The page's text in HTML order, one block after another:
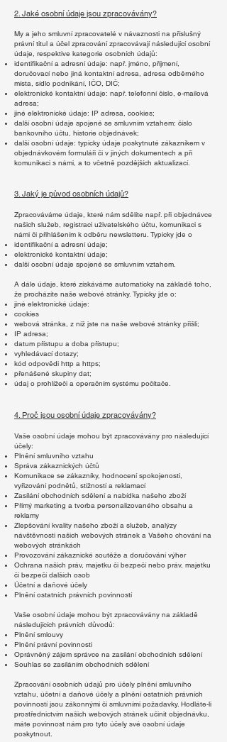
2. Jaké osobní údaje jsou zpracovávány?
My a jeho smluvní zpracovatelé v návaznosti na příslušný
právní titul a účel zpracování zpracovávají následující osobní
údaje, respektive kategorie osobních údajů:
identifikační a adresní údaje: např. jméno, příjmení,
doručovací nebo jiná kontaktní adresa, adresa odběrného
místa, sídlo podnikání, IČO, DIČ;
elektronické kontaktní údaje: např. telefonní číslo, e-mailová
adresa;
jiné elektronické údaje: IP adresa, cookies;
další osobní údaje spojené se smluvním vztahem: číslo
bankovního účtu, historie objednávek;
další osobní údaje: typicky údaje poskytnuté zákazníkem v
objednávkovém formuláři či v jiných dokumentech a při
komunikaci s námi, a to včetně pozdějších aktualizací.
3. Jaký je původ osobních údajů?
Zpracováváme údaje, které nám sdělíte např. při objednávce
našich služeb, registraci uživatelského účtu, komunikaci s
námi či přihlášením k odběru newsletteru. Typicky jde o
identifikační a adresní údaje;
elektronické kontaktní údaje;
další osobní údaje spojené se smluvním vztahem.
A dále údaje, které získáváme automaticky na základě toho,
že procházíte naše webové stránky. Typicky jde o:
jiné elektronické údaje:
cookies
webová stránka, z níž jste na naše webové stránky přišli;
IP adresa;
datum přístupu a doba přístupu;
vyhledávací dotazy;
kód odpovědi http a https;
přenášené skupiny dat;
údaj o prohlížeči a operačním systému počítače.
4. Proč jsou osobní údaje zpracovávány?
Vaše osobní údaje mohou být zpracovávány pro následující
účely:
Plnění smluvního vztahu
Správa zákaznických účtů
Komunikace se zákazníky, hodnocení spokojenosti,
vyřizování podnětů, stížností a reklamací
Zasílání obchodních sdělení a nabídka našeho zboží
Přímý marketing a tvorba personalizovaného obsahu a
reklamy
Zlepšování kvality našeho zboží a služeb, analýzy
návštěvnosti našich webových stránek a Vašeho chování na
webových stránkách
Provozování zákaznické soutěže a doručování výher
Ochrana našich práv, majetku či bezpečí nebo práv, majetku
či bezpečí dalších osob
Účetní a daňové účely
Plnění ostatních právních povinností
Vaše osobní údaje mohou být zpracovávány na základě
následujících právních důvodů:
Plnění smlouvy
Plnění právní povinnosti
Oprávněný zájem správce na zasílání obchodních sdělení
Souhlas se zasíláním obchodních sdělení
Zpracování osobních údajů pro účely plnění smluvního
vztahu, účetní a daňové účely a plnění ostatních právních
povinností jsou zákonnými či smluvními požadavky. Hodláte-li
prostřednictvím našich webových stránek učinit objednávku,
máte povinnost nám pro tyto účely své osobní údaje
poskytnout.